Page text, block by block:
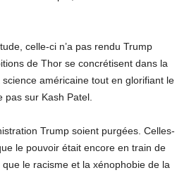
celle-ci n’a pas rendu Trump
de Thor se concrétisent dans la
américaine tout en glorifiant le
sur Kash Patel.
Trump soient purgées. Celles-
le pouvoir était encore en train de
le racisme et la xénophobie de la